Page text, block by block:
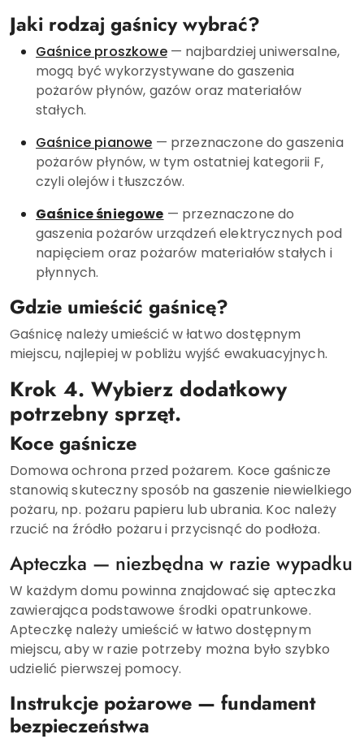
Jaki rodzaj gaśnicy wybrać?
Gaśnice proszkowe— najbardziej uniwersalne,
mogą być wykorzystywane do gaszenia
pożarów płynów, gazów oraz materiałów
stałych.
Gaśnice pianowe — przeznaczone do gaszenia
pożarów płynów, w tym ostatniej kategorii F,
czyli olejów i tłuszczów.
Gaśnice śniegowe — przeznaczone do
gaszenia pożarów urządzeń elektrycznych pod
napięciem oraz pożarów materiałów stałych i
płynnych.
Gdzie umieścić gaśnicę?
Gaśnicę należy umieścić w łatwo dostępnym
miejscu, najlepiej w pobliżu wyjść ewakuacyjnych.
Krok 4. Wybierz dodatkowy
potrzebny sprzęt.
Koce gaśnicze
Domowa ochrona przed pożarem. Koce gaśnicze
stanowią skuteczny sposób na gaszenie niewielkiego
pożaru, np. pożaru papieru lub ubrania. Koc należy
rzucić na źródło pożaru i przycisnąć do podłoża.
Apteczka — niezbędna w razie wypadku
W każdym domu powinna znajdować się apteczka
zawierająca podstawowe środki opatrunkowe.
Apteczkę należy umieścić w łatwo dostępnym
miejscu, aby w razie potrzeby można było szybko
udzielić pierwszej pomocy.
Instrukcje pożarowe — fundament
bezpieczeństwa